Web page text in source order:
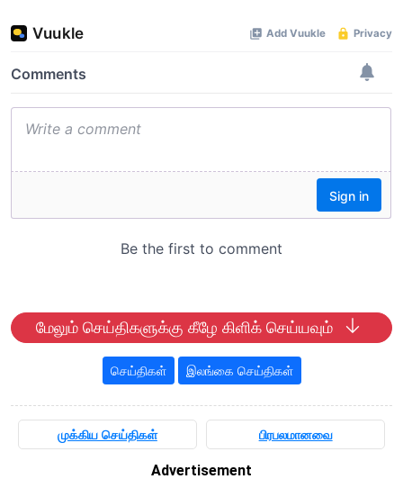
மேலும் செய்திகளுக்கு கீழே கிளிக் செய்யவும்
செய்திகள் இலங்கை செய்திகள்
முக்கிய செய்திகள் பிரபலமானவை
Advertisement